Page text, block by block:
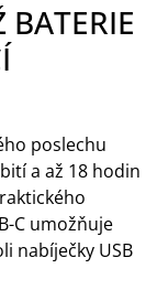
poslechu
a až 18 hodin
C umožňuje
nabíječky USB